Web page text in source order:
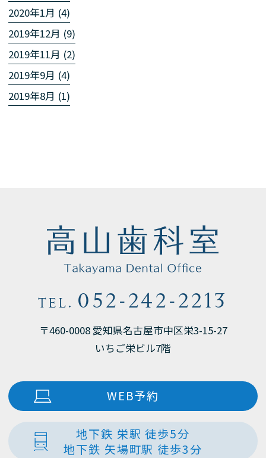
2020年1月 (4)
2019年12月 (9)
2019年11月 (2)
2019年9月 (4)
2019年8月 (1)
TEL. 052-242-2213
〒460-0008 愛知県名古屋市中区栄3-15-27
いちご栄ビル7階
WEB予約
地下鉄 栄駅 徒歩5分
地下鉄 矢場町駅 徒歩3分